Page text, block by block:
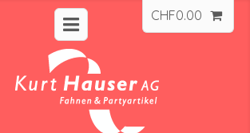
CHF0.00